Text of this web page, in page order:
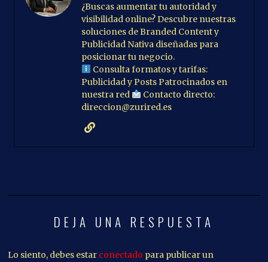
¿Buscas aumentar tu autoridad y
visibilidad online? Descubre nuestras
soluciones de Branded Content y
Publicidad Nativa diseñadas para
posicionar tu negocio.
Consulta formatos y tarifas:
Publicidad y Posts Patrocinados en
nuestra red
Contacto directo:
direccion@zurired.es
DEJA UNA RESPUESTA
Lo siento, debes estar conectado para publicar un